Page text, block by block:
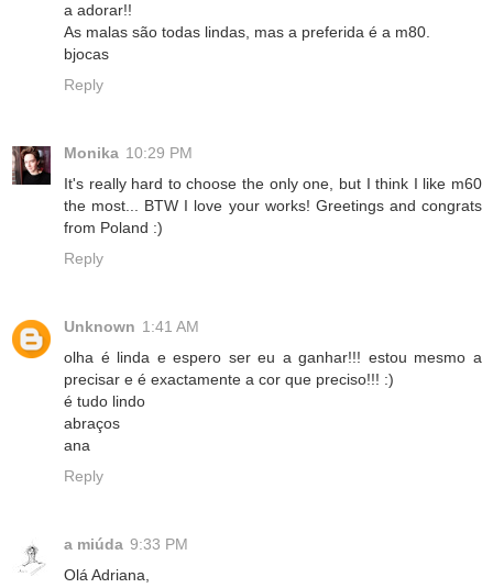
a adorar!!
As malas são todas lindas, mas a preferida é a m80.
bjocas
Reply
Monika 10:29 PM
It's really hard to choose the only one, but I think I like m60
the most... BTW I love your works! Greetings and congrats
from Poland :)
Reply
Unknown 1:41 AM
olha é linda e espero ser eu a ganhar!!! estou mesmo a
precisar e é exactamente a cor que preciso!!! :)
é tudo lindo
abraços
ana
Reply
a miúda 9:33 PM
Olá Adriana,